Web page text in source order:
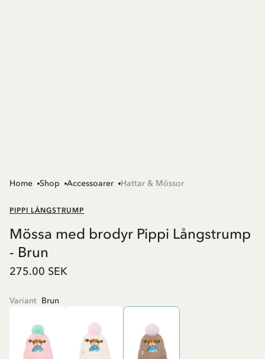
Home Shop Accessoarer Hattar & Mössor
PIPPI LÅNGSTRUMP
Mössa med brodyr Pippi Långstrump
- Brun
275.00 SEK
Variant Brun